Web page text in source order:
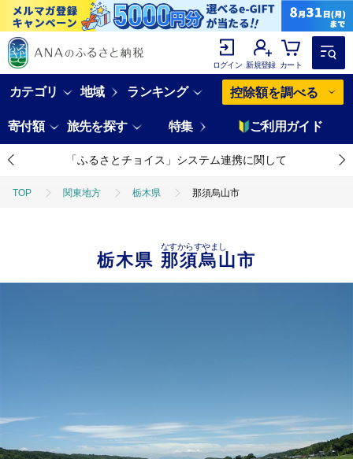
ログイン 新規登録 カート
カテゴリ 地域 ランキング 控除額を調べる
寄付額 旅先を探す 特集 ご利用ガイド
「ふるさとチョイス」システム連携に関して
TOP 関東地方 栃木県 那須烏山市
栃木県 那須烏山市
なすからすやまし